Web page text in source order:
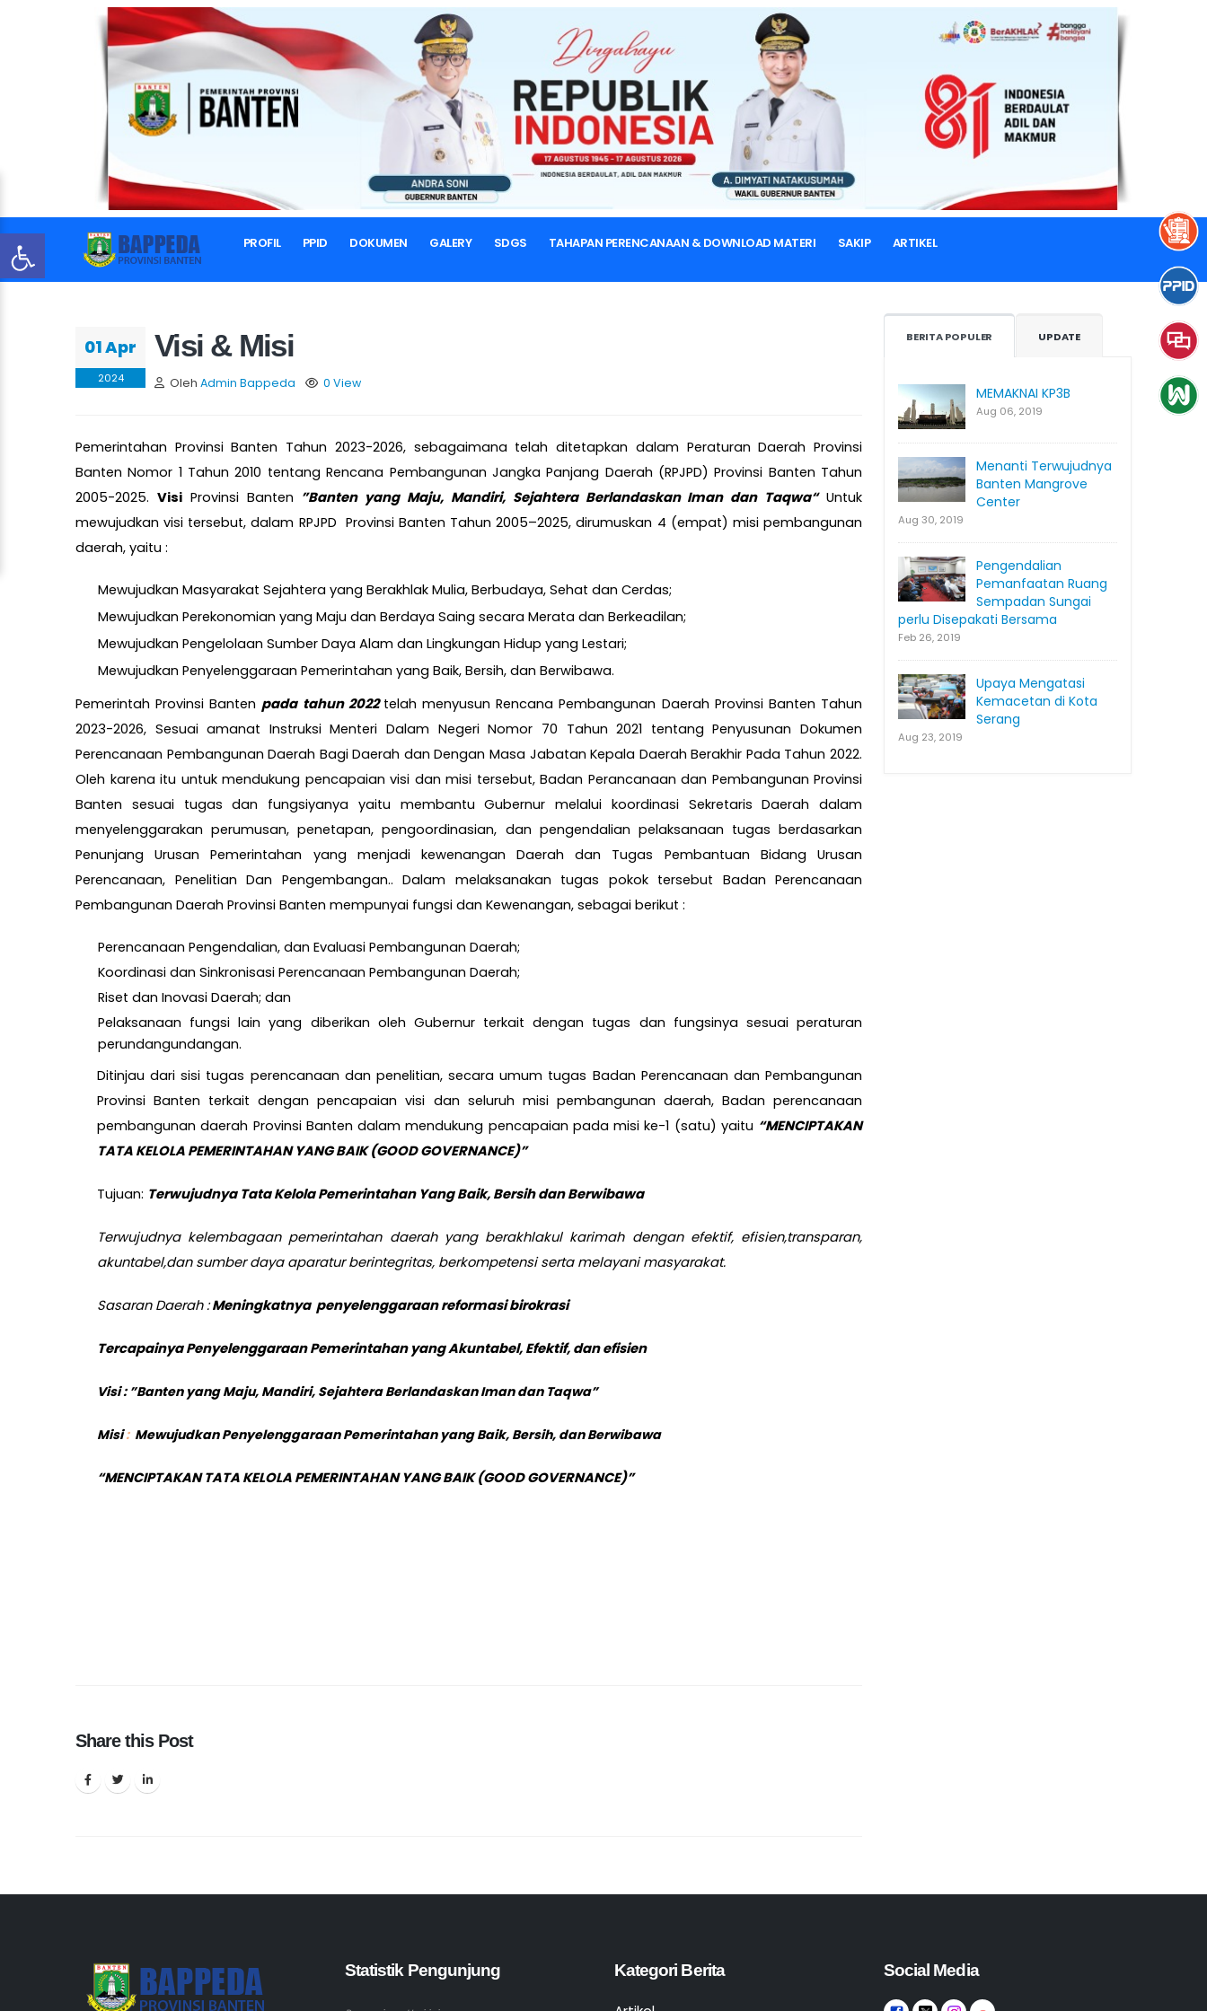
PROFIL PPID DOKUMEN GALERY SDGS TAHAPAN PERENCANAAN & DOWNLOAD MATERI SAKIP ARTIKEL
Visi & Misi
Profil
BERANDA VISI & MISI
01 Apr
2024
Visi & Misi
Oleh Admin Bappeda 0 View
Pemerintahan Provinsi Banten Tahun 2023-2026, sebagaimana telah ditetapkan dalam Peraturan Daerah Provinsi
Banten Nomor 1 Tahun 2010 tentang Rencana Pembangunan Jangka Panjang Daerah (RPJPD) Provinsi Banten Tahun
2005-2025. VisiProvinsi Banten ”Banten yang Maju, Mandiri, Sejahtera Berlandaskan Iman dan Taqwa“Untuk
mewujudkan visi tersebut, dalam RPJPD Provinsi Banten Tahun 2005–2025, dirumuskan 4 (empat) misi pembangunan
daerah, yaitu :
Mewujudkan Masyarakat Sejahtera yang Berakhlak Mulia, Berbudaya, Sehat dan Cerdas;
Mewujudkan Perekonomian yang Maju dan Berdaya Saing secara Merata dan Berkeadilan;
Mewujudkan Pengelolaan Sumber Daya Alam dan Lingkungan Hidup yang Lestari;
Mewujudkan Penyelenggaraan Pemerintahan yang Baik, Bersih, dan Berwibawa.
Pemerintah Provinsi Bantenpada tahun 2022 telah menyusun Rencana Pembangunan Daerah Provinsi Banten Tahun
2023-2026, Sesuai amanat Instruksi Menteri Dalam Negeri Nomor 70 Tahun 2021 tentang Penyusunan Dokumen
Perencanaan Pembangunan Daerah Bagi Daerah dan Dengan Masa Jabatan Kepala Daerah Berakhir Pada Tahun 2022.
Oleh karena itu untuk mendukung pencapaian visi dan misi tersebut, Badan Perancanaan dan Pembangunan Provinsi
Banten sesuai tugas dan fungsiyanya yaitu membantuGubernur melalui koordinasi Sekretaris Daerah dalam
menyelenggarakan perumusan, penetapan, pengoordinasian, dan pengendalian pelaksanaan tugas berdasarkan
Penunjang Urusan Pemerintahan yang menjadi kewenangan Daerah dan Tugas Pembantuan Bidang Urusan
Perencanaan, Penelitian Dan Pengembangan.. Dalam melaksanakan tugas pokok tersebut Badan Perencanaan
Pembangunan Daerah Provinsi Banten mempunyai fungsi dan Kewenangan, sebagai berikut :
Perencanaan Pengendalian, dan Evaluasi Pembangunan Daerah;
Koordinasi dan Sinkronisasi Perencanaan Pembangunan Daerah;
Riset dan Inovasi Daerah; dan
Pelaksanaan fungsi lain yang diberikan oleh Gubernur terkait dengan tugas dan fungsinya sesuai peraturan
perundangundangan.
Ditinjau dari sisi tugas perencanaan dan penelitian, secara umum tugas Badan Perencanaan dan Pembangunan
Provinsi Banten terkait dengan pencapaian visi dan seluruh misi pembangunan daerah, Badan perencanaan
pembangunan daerah Provinsi Banten dalam mendukung pencapaian pada misi ke-1 (satu) yaitu “MENCIPTAKAN
TATA KELOLA PEMERINTAHAN YANG BAIK (GOOD GOVERNANCE)”
Tujuan: Terwujudnya Tata Kelola Pemerintahan Yang Baik, Bersih dan Berwibawa
Terwujudnya kelembagaan pemerintahan daerah yang berakhlakul karimah dengan efektif, efisien,transparan,
akuntabel,dan sumber daya aparatur berintegritas, berkompetensi serta melayani masyarakat.
Sasaran Daerah : Meningkatnya penyelenggaraan reformasi birokrasi
Tercapainya Penyelenggaraan Pemerintahan yang Akuntabel, Efektif, dan efisien
Visi : ”Banten yang Maju, Mandiri, Sejahtera Berlandaskan Iman dan Taqwa”
Misi: Mewujudkan Penyelenggaraan Pemerintahan yang Baik, Bersih, dan Berwibawa
“MENCIPTAKAN TATA KELOLA PEMERINTAHAN YANG BAIK (GOOD GOVERNANCE)”
Share this Post
BERITA POPULER UPDATE
MEMAKNAI KP3B
Aug 06, 2019
Menanti Terwujudnya
Banten Mangrove
Center
Aug 30, 2019
Pengendalian
Pemanfaatan Ruang
Sempadan Sungai
perlu Disepakati Bersama
Feb 26, 2019
Upaya Mengatasi
Kemacetan di Kota
Serang
Aug 23, 2019
Statistik Pengunjung Kategori Berita Social Media